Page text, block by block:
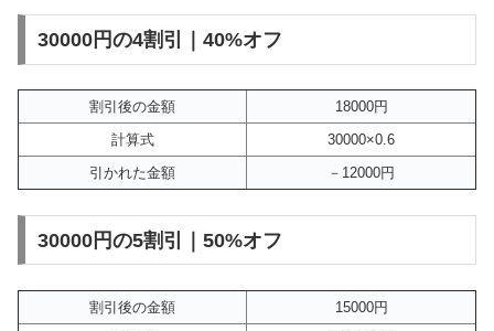
30000円の4割引｜40%オフ
割引後の金額
18000円
計算式
30000×0.6
引かれた金額
－12000円
30000円の5割引｜50%オフ
割引後の金額
15000円